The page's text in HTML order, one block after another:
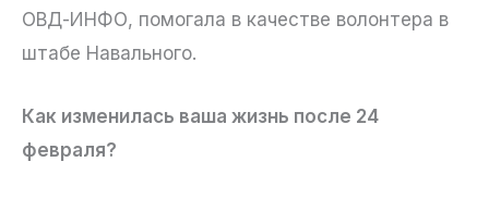
ОВД-ИНФО, помогала в качестве волонтера в
штабе Навального.
Как изменилась ваша жизнь после 24
февраля?